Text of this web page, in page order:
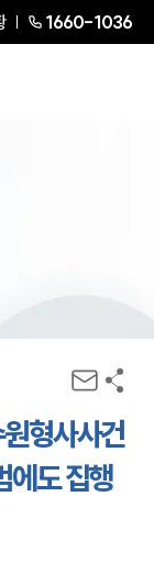
1660-1036
형사사건
에도 집행